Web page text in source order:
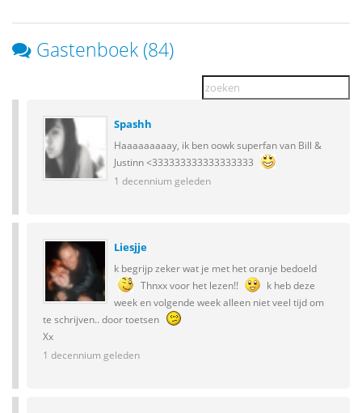
Gastenboek (84)
Spashh
Haaaaaaaaay, ik ben oowk superfan van Bill &
Justinn <333333333333333333
1 decennium geleden
Liesjje
k begrijp zeker wat je met het oranje bedoeld
Thnxx voor het lezen!!
k heb deze
week en volgende week alleen niet veel tijd om
te schrijven.. door toetsen
Xx
1 decennium geleden